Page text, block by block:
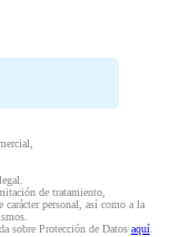
de tratamiento,
personal, así como a la
sobre Protección de Datos aquí.